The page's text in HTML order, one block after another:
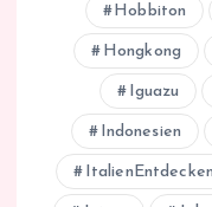
Hobbiton
Hongkong
Iguazu
Indonesien
ItalienEntdecken